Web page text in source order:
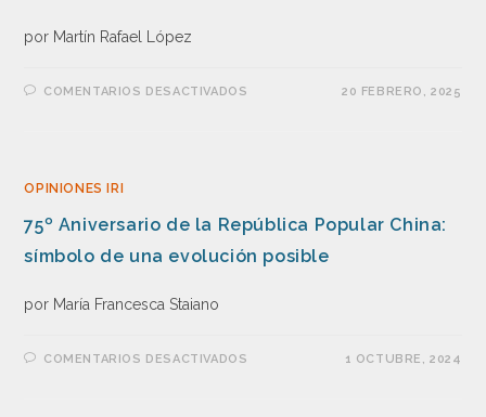
por Martín Rafael López
COMENTARIOS DESACTIVADOS 20 FEBRERO, 2025
OPINIONES IRI
75º Aniversario de la República Popular China:
símbolo de una evolución posible
por María Francesca Staiano
COMENTARIOS DESACTIVADOS 1 OCTUBRE, 2024